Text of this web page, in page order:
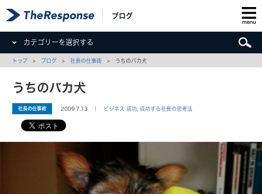
ブログ
カテゴリーを選択する
トップ > ブログ >社長の仕事術 > うちのバカ犬
うちのバカ犬
社長の仕事術 2009.7.13 ｜ ビジネス 成功 成功する社長の思考法